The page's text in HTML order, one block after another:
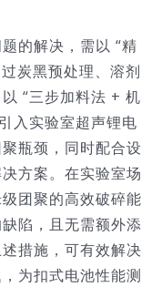
的解决，需以 “精
炭黑预处理、溶剂
“三步加料法 + 机
入实验室超声锂电
瓶颈，同时配合设
方案。在实验室场
团聚的高效破碎能
陷，且无需额外添
措施，可有效解决
为扣式电池性能测